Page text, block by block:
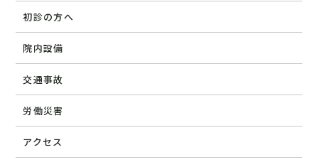
初診の方へ
院内設備
交通事故
労働災害
アクセス